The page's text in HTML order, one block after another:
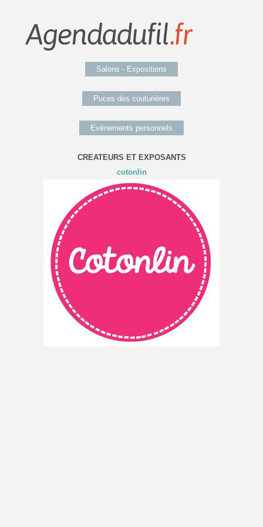
Salons - Expositions
Puces des couturières
Evénements personnels
CREATEURS ET EXPOSANTS
cotonlin